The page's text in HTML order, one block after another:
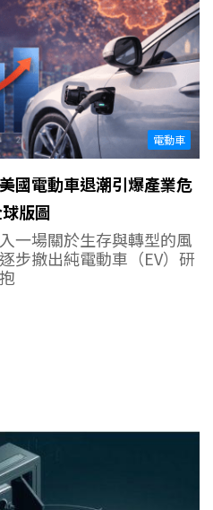
電動車
國電動車退潮引爆產業危
版圖
一場關於生存與轉型的風
步撤出純電動車（EV）研